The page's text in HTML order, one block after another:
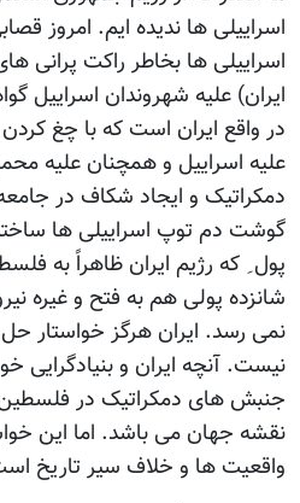
اسراییلی ها ندیده ایم. امروز
اسراییلی ها بخاطر راکت
ایران) علیه شهروندان اسراییل
در واقع ایران است که با چغ
علیه اسراییل و همچنان علیه
دمکراتیک و ایجاد شکاف در
گوشت دم توپ اسراییلی ها
پول ِ که رژیم ایران ظاهراً به
شانزده پولی هم به فتح و غیره
نمی رسد. ایران هرگز خواستار
نیست. آنچه ایران و بنیادگرایی
جنبش های دمکراتیک در فلسطین
نقشه جهان می باشد. اما این
واقعیت ها و خلاف سیر تاریخ